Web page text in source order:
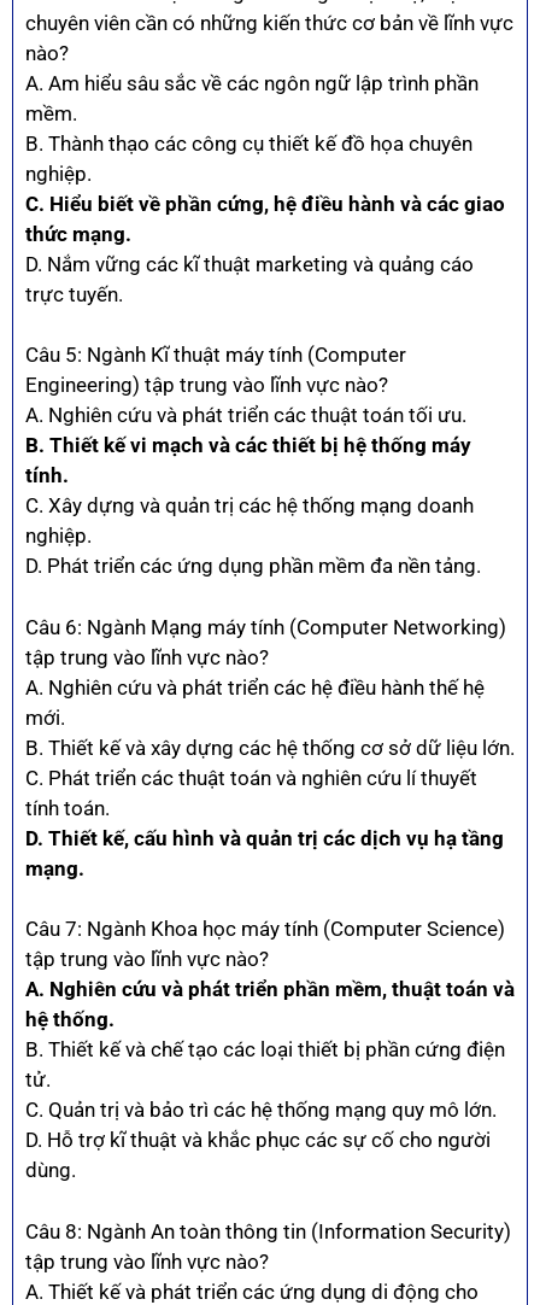
chuyên viên cần có những kiến thức cơ bản về lĩnh vực
nào?
A. Am hiểu sâu sắc về các ngôn ngữ lập trình phần
mềm.
B. Thành thạo các công cụ thiết kế đồ họa chuyên
nghiệp.
C. Hiểu biết về phần cứng, hệ điều hành và các giao
thức mạng.
D. Nắm vững các kĩ thuật marketing và quảng cáo
trực tuyến.
Câu 5: Ngành Kĩ thuật máy tính (Computer
Engineering) tập trung vào lĩnh vực nào?
A. Nghiên cứu và phát triển các thuật toán tối ưu.
B. Thiết kế vi mạch và các thiết bị hệ thống máy
tính.
C. Xây dựng và quản trị các hệ thống mạng doanh
nghiệp.
D. Phát triển các ứng dụng phần mềm đa nền tảng.
Câu 6: Ngành Mạng máy tính (Computer Networking)
tập trung vào lĩnh vực nào?
A. Nghiên cứu và phát triển các hệ điều hành thế hệ
mới.
B. Thiết kế và xây dựng các hệ thống cơ sở dữ liệu lớn.
C. Phát triển các thuật toán và nghiên cứu lí thuyết
tính toán.
D. Thiết kế, cấu hình và quản trị các dịch vụ hạ tầng
mạng.
Câu 7: Ngành Khoa học máy tính (Computer Science)
tập trung vào lĩnh vực nào?
A. Nghiên cứu và phát triển phần mềm, thuật toán và
hệ thống.
B. Thiết kế và chế tạo các loại thiết bị phần cứng điện
tử.
C. Quản trị và bảo trì các hệ thống mạng quy mô lớn.
D. Hỗ trợ kĩ thuật và khắc phục các sự cố cho người
dùng.
Câu 8: Ngành An toàn thông tin (Information Security)
tập trung vào lĩnh vực nào?
A. Thiết kế và phát triển các ứng dụng di động cho